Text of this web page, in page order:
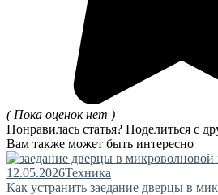
( Пока оценок нет )
Понравилась статья? Поделиться с
Вам также может быть интересно
12.05.2026Техника
Как устранить заедание дверцы в